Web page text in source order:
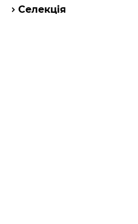
Селекція